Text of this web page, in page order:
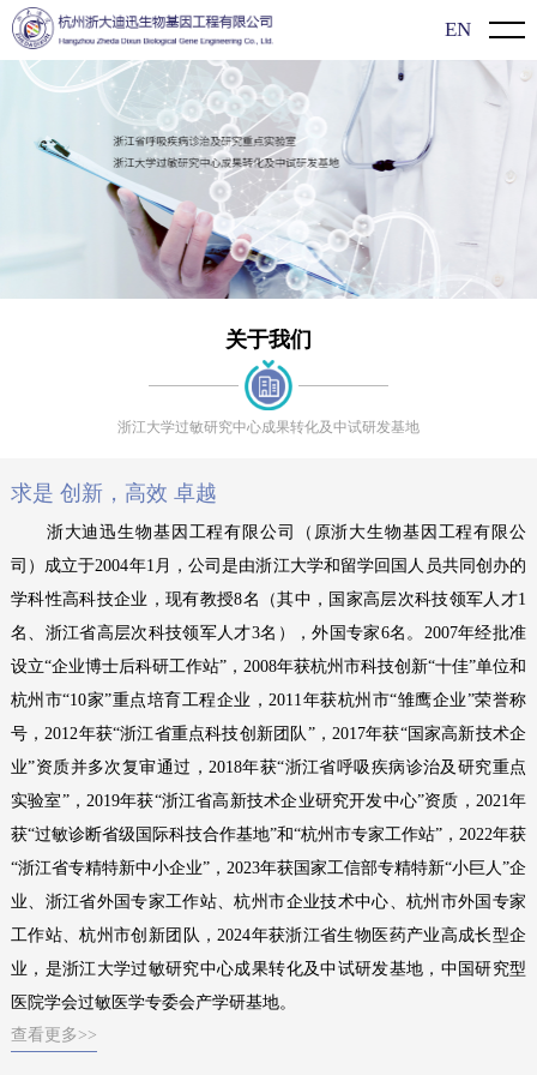
EN
关于我们
浙江大学过敏研究中心成果转化及中试研发基地
求是 创新，高效 卓越
浙大迪迅生物基因工程有限公司（原浙大生物基因工程有限公
司）成立于2004年1月，公司是由浙江大学和留学回国人员共同创办的
学科性高科技企业，现有教授8名（其中，国家高层次科技领军人才1
名、浙江省高层次科技领军人才3名），外国专家6名。2007年经批准
设立“企业博士后科研工作站”，2008年获杭州市科技创新“十佳”单位和
杭州市“10家”重点培育工程企业，2011年获杭州市“雏鹰企业”荣誉称
号，2012年获“浙江省重点科技创新团队”，2017年获“国家高新技术企
业”资质并多次复审通过，2018年获“浙江省呼吸疾病诊治及研究重点
实验室”，2019年获“浙江省高新技术企业研究开发中心”资质，2021年
获“过敏诊断省级国际科技合作基地”和“杭州市专家工作站”，2022年获
“浙江省专精特新中小企业”，2023年获国家工信部专精特新“小巨人”企
业、浙江省外国专家工作站、杭州市企业技术中心、杭州市外国专家
工作站、杭州市创新团队，2024年获浙江省生物医药产业高成长型企
业，是浙江大学过敏研究中心成果转化及中试研发基地，中国研究型
医院学会过敏医学专委会产学研基地。
查看更多>>
关于我们
公司介绍
企业文化
发展历程
新闻动态
企业动态
展会信息
行业动态
产品介绍
新型冠状病毒（2019-nCoV）检测系列
过敏原特异性抗体IgE检测系列
食物特异性抗体IgG/lgG4检测系列
过敏性疾病相关基因分子检测（PCR/NGS）系列产品
其他系列产品
产品专属设备--高通量全自动免疫印迹仪及判读软件
过敏知识
科研文献
科普知识
联系方式
联系我们